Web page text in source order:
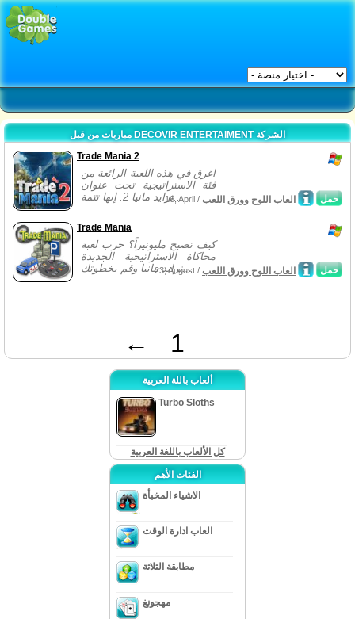
مباريات من قبل DECOVIR ENTERTAIMENT الشركة
Trade Mania 2
اغرق في هذه اللعبة الرائعة من
فئة الاستراتيجية تحت عنوان
ترايد مانيا 2. إنها تتمة...
حمل 16, April / العاب اللوح وورق اللعب
Trade Mania
كيف تصبح مليونيراً؟ جرب لعبة
محاكاة الاستراتيجية الجديدة
ترايد مانيا وقم بخطوتك...
حمل 23, August / العاب اللوح وورق اللعب
← 1
ألعاب باللة العربية
Turbo Sloths
كل الألعاب باللغة العربية
الفئات الأهم
الاشياء المخبأة
العاب ادارة الوقت
مطابقة الثلاثة
مهجونغ